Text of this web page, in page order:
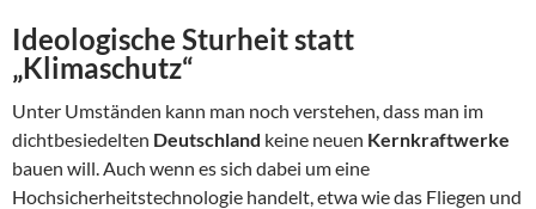
Ideologische Sturheit statt
„Klimaschutz“
Unter Umständen kann man noch verstehen, dass man im
dichtbesiedelten Deutschland keine neuen Kernkraftwerke
bauen will. Auch wenn es sich dabei um eine
Hochsicherheitstechnologie handelt, etwa wie das Fliegen und